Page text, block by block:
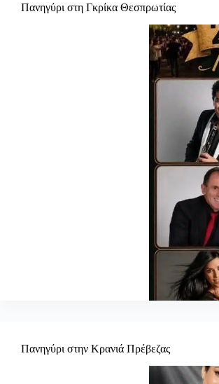
Πανηγύρι στη Γκρίκα Θεσπρωτίας
Πανηγύρι στην Κρανιά Πρέβεζας